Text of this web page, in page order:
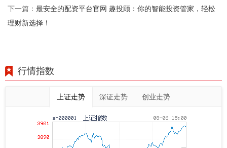
下一篇： 最安全的配资平台官网 趣投顾：你的智能投资管家，轻松
理财新选择！
行情指数
上证走势 深证走势 创业走势